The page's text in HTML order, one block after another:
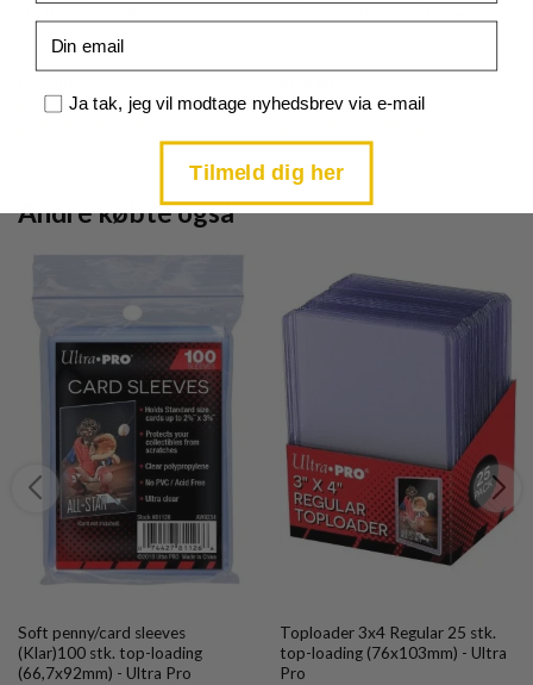
price
is:
price
is:
Andre købte også
Soft penny/card sleeves
(Klar)100 stk. top-loading
(66,7x92mm) - Ultra Pro
Toploader 3x4 Regular 25 stk.
top-loading (76x103mm) - Ultra
Pro
Samtykke
Ja tak, jeg vil modtage nyhedsbrev via e-mail
Tilmeld dig her